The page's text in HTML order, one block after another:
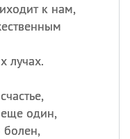
к нам,
лучах.
один,
болен,